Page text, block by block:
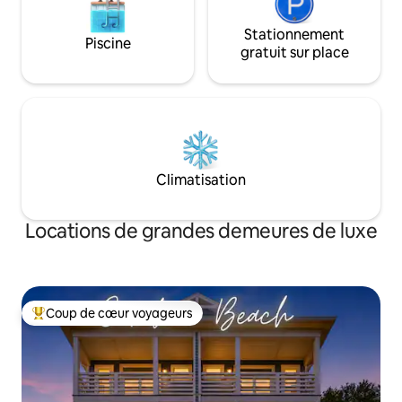
Piscine
Stationnement
gratuit sur place
Climatisation
Locations de grandes demeures de luxe
Coups de cœur voyageurs les plus appréciés
Coup de cœur voyageurs